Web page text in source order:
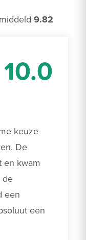
9.82
10.0
keuze
De
en kwam
de
een
een